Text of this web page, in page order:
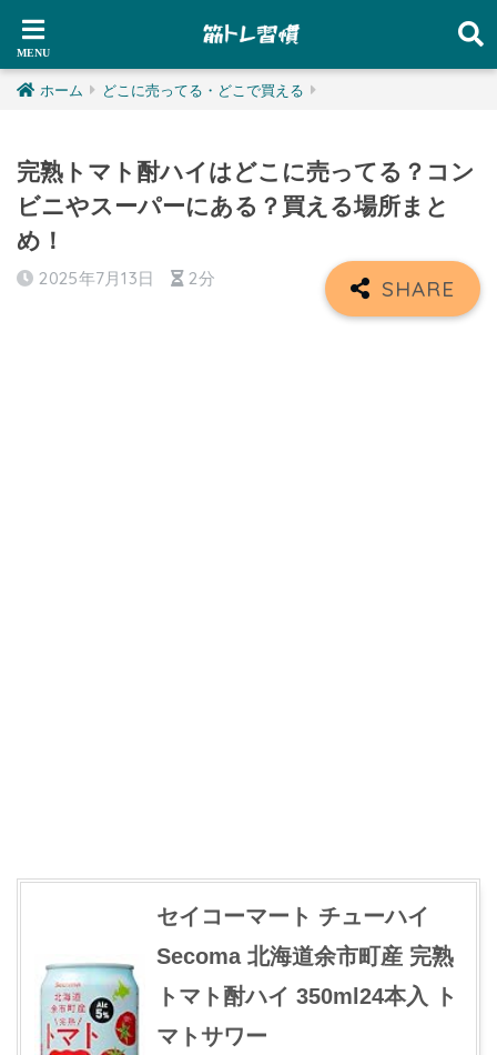
ホーム どこに売ってる・どこで買える
完熟トマト酎ハイはどこに売ってる？コン
ビニやスーパーにある？買える場所まと
め！
2025年7月13日 2分
セイコーマート チューハイ
Secoma 北海道余市町産 完熟
トマト酎ハイ 350ml24本入 ト
マトサワー